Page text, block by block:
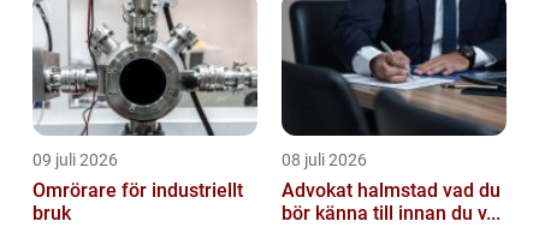
09 juli 2026
Omrörare för industriellt
bruk
08 juli 2026
Advokat halmstad vad du
bör känna till innan du v...